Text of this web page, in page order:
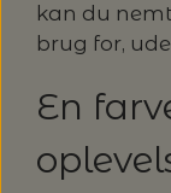
kan du
brug for,
En